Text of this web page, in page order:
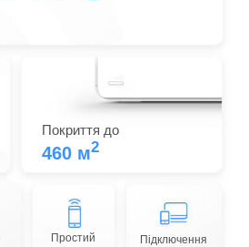
Покриття до
460 м2
Простий
Підключення